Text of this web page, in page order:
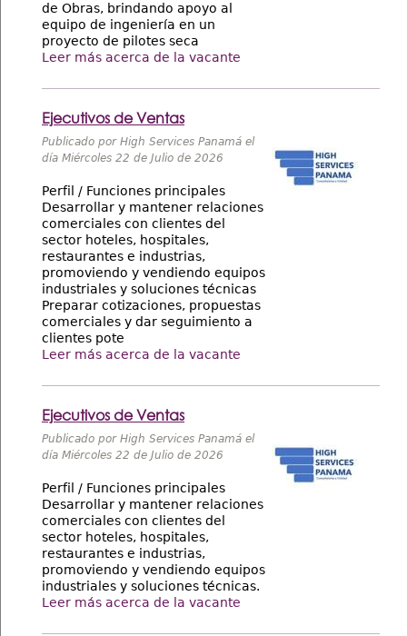
de Obras, brindando apoyo al
equipo de ingeniería en un
proyecto de pilotes seca
Leer más acerca de la vacante
Ejecutivos de Ventas
Publicado por High Services Panamá el
día Miércoles 22 de Julio de 2026
Perfil / Funciones principales
Desarrollar y mantener relaciones
comerciales con clientes del
sector hoteles, hospitales,
restaurantes e industrias,
promoviendo y vendiendo equipos
industriales y soluciones técnicas
Preparar cotizaciones, propuestas
comerciales y dar seguimiento a
clientes pote
Leer más acerca de la vacante
Ejecutivos de Ventas
Publicado por High Services Panamá el
día Miércoles 22 de Julio de 2026
Perfil / Funciones principales
Desarrollar y mantener relaciones
comerciales con clientes del
sector hoteles, hospitales,
restaurantes e industrias,
promoviendo y vendiendo equipos
industriales y soluciones técnicas.
Leer más acerca de la vacante